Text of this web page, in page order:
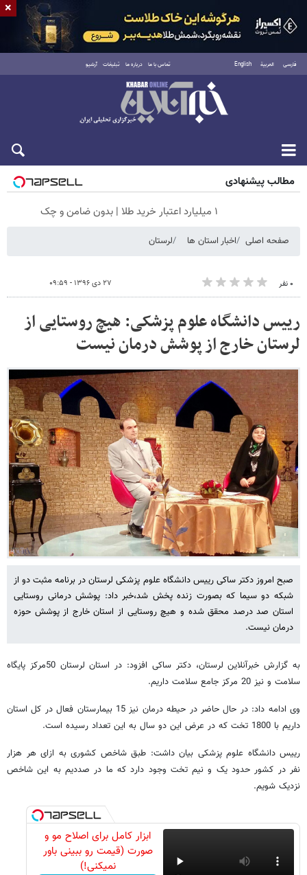
فارسی العربية English تماس با ما درباره ما تبلیغات آرشیو
جمعه ۱۶ مرداد ۱۴۰۵
مطالب پیشنهادی
۱ میلیارد اعتبار خرید طلا | بدون ضامن و چک
صفحه اصلی اخبار استان ها لرستان
۰ نفر ۲۷ دی ۱۳۹۶ - ۰۹:۵۹
رییس دانشگاه علوم پزشکی: هیچ روستایی از
لرستان خارج از پوشش درمان نیست
صبح امروز دکتر ساکی رییس دانشگاه علوم پزشکی لرستان در برنامه مثبت دو از
شبکه دو سیما که بصورت زنده پخش شد،خبر داد: پوشش درمانی روستایی
استان صد درصد محقق شده و هیچ روستایی از استان خارج از پوشش حوزه
درمان نیست.
به گزارش خبرآنلاین لرستان، دکتر ساکی افزود: در استان لرستان 50مرکز پایگاه
سلامت و نیز 20 مرکز جامع سلامت داریم.
وی ادامه داد: در حال حاضر در حیطه درمان نیز 15 بیمارستان فعال در کل استان
داریم با 1800 تخت که در عرض این دو سال به این تعداد رسیده است.
رییس دانشگاه علوم پزشکی بیان داشت: طبق شاخص کشوری به ازای هر هزار
نفر در کشور حدود یک و نیم تخت وجود دارد که ما در صددیم به این شاخص
نزدیک شویم.
ابزار کامل برای اصلاح مو و
صورت (قیمت رو ببینی باور
نمیکنی!)
×